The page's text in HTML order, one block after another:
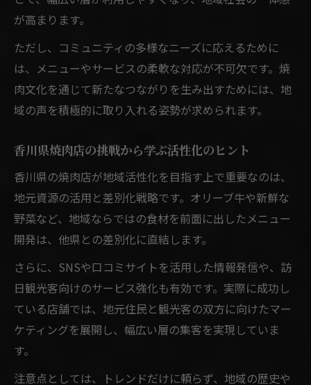
が高まります。
ただし、コミュニティの多様なニーズに応えるために
は、メニューやサービスの柔軟な対応が不可欠です。焼
肉文化を通じて新たなつながりを生み出すためには、地
域の声を積極的に取り入れる姿勢が求められます。
香川県焼肉店の挑戦から学ぶ活性化のヒント
香川県の焼肉店が地域活性化を目指す上で重要なのは、
地元資源の活用と差別化戦略です。オリーブ牛や新鮮な
野菜など、地域ならではの食材を前面に出したメニュー
開発は、他県との差別化に直結します。
さらに、SNSや口コミサイトを活用した情報発信や、訪
日観光客向けのサービス強化も有効です。実際に成功し
ている店舗では、地元住民と観光客の双方に向けたマー
ケティングを展開し、幅広い層の集客を実現していま
す。
注意点としては、トレンドだけに頼らず、地域の歴史や